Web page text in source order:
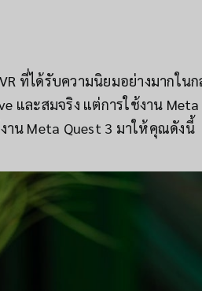
ที่ได้รับความนิยมอย่างมากใ
และสมจริง แต่การใช้งาน
าน Meta Quest 3 มาให้คุณดังนี้